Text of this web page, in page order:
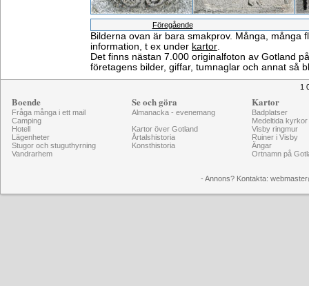
Föregående
Bilderna ovan är bara smakprov. Många, många
information, t ex under kartor.
Det finns nästan 7.000 originalfoton av Gotland
företagens bilder, giffar, tumnaglar och annat så
1
Boende
Fråga många i ett mail
Camping
Hotell
Lägenheter
Stugor och stuguthyrning
Vandrarhem
Se och göra
Almanacka - evenemang
Kartor över Gotland
Årtalshistoria
Konsthistoria
Kartor
Badplatser
Medeltida kyrkor
Visby ringmur
Ruiner i Visby
Ängar
Ortnamn på
- Annons? Kontakta: